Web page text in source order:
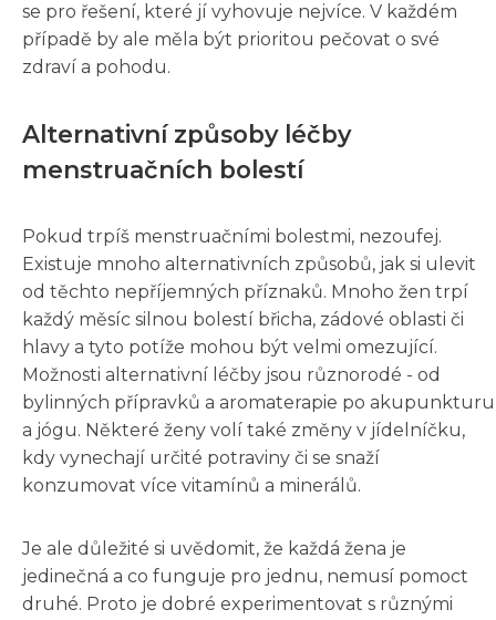
se pro řešení, které jí vyhovuje nejvíce. V každém
případě by ale měla být prioritou pečovat o své
zdraví a pohodu.
Alternativní způsoby léčby
menstruačních bolestí
Pokud trpíš menstruačními bolestmi, nezoufej.
Existuje mnoho alternativních způsobů, jak si ulevit
od těchto nepříjemných příznaků. Mnoho žen trpí
každý měsíc silnou bolestí břicha, zádové oblasti či
hlavy a tyto potíže mohou být velmi omezující.
Možnosti alternativní léčby jsou různorodé - od
bylinných přípravků a aromaterapie po akupunkturu
a jógu. Některé ženy volí také změny v jídelníčku,
kdy vynechají určité potraviny či se snaží
konzumovat více vitamínů a minerálů.
Je ale důležité si uvědomit, že každá žena je
jedinečná a co funguje pro jednu, nemusí pomoct
druhé. Proto je dobré experimentovat s různými